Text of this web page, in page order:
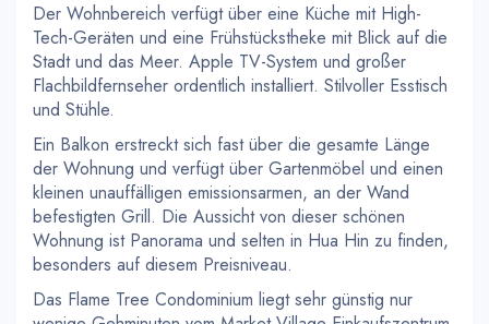
Der Wohnbereich verfügt über eine Küche mit High-
Tech-Geräten und eine Frühstückstheke mit Blick auf die
Stadt und das Meer. Apple TV-System und großer
Flachbildfernseher ordentlich installiert. Stilvoller Esstisch
und Stühle.
Ein Balkon erstreckt sich fast über die gesamte Länge
der Wohnung und verfügt über Gartenmöbel und einen
kleinen unauffälligen emissionsarmen, an der Wand
befestigten Grill. Die Aussicht von dieser schönen
Wohnung ist Panorama und selten in Hua Hin zu finden,
besonders auf diesem Preisniveau.
Das Flame Tree Condominium liegt sehr günstig nur